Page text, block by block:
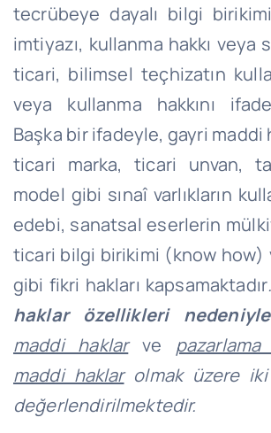
tecrübeye dayalı bilgi
imtiyazı, kullanma hakkı veya
ticari, bilimsel teçhizatın
veya kullanma hakkını
Başka bir ifadeyle, gayri maddi
ticari marka, ticari unvan,
model gibi sınaî varlıkların
edebi, sanatsal eserlerin
ticari bilgi birikimi (know how)
gibi fikri hakları kapsamaktadır.
haklar özellikleri nedeniyle
maddi haklarve
maddi haklar olmak üzere
değerlendirilmektedir.